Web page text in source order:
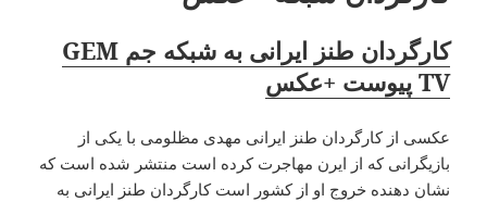
کارگردان طنز ایرانی به شبکه جم GEM
TV پیوست +عکس
عکسی از کارگردان طنز ایرانی مهدی مظلومی با یکی از
بازیگرانی که از ایرن مهاجرت کرده است منتشر شده است که
نشان دهنده خروج او از کشور است کارگردان طنز ایرانی به